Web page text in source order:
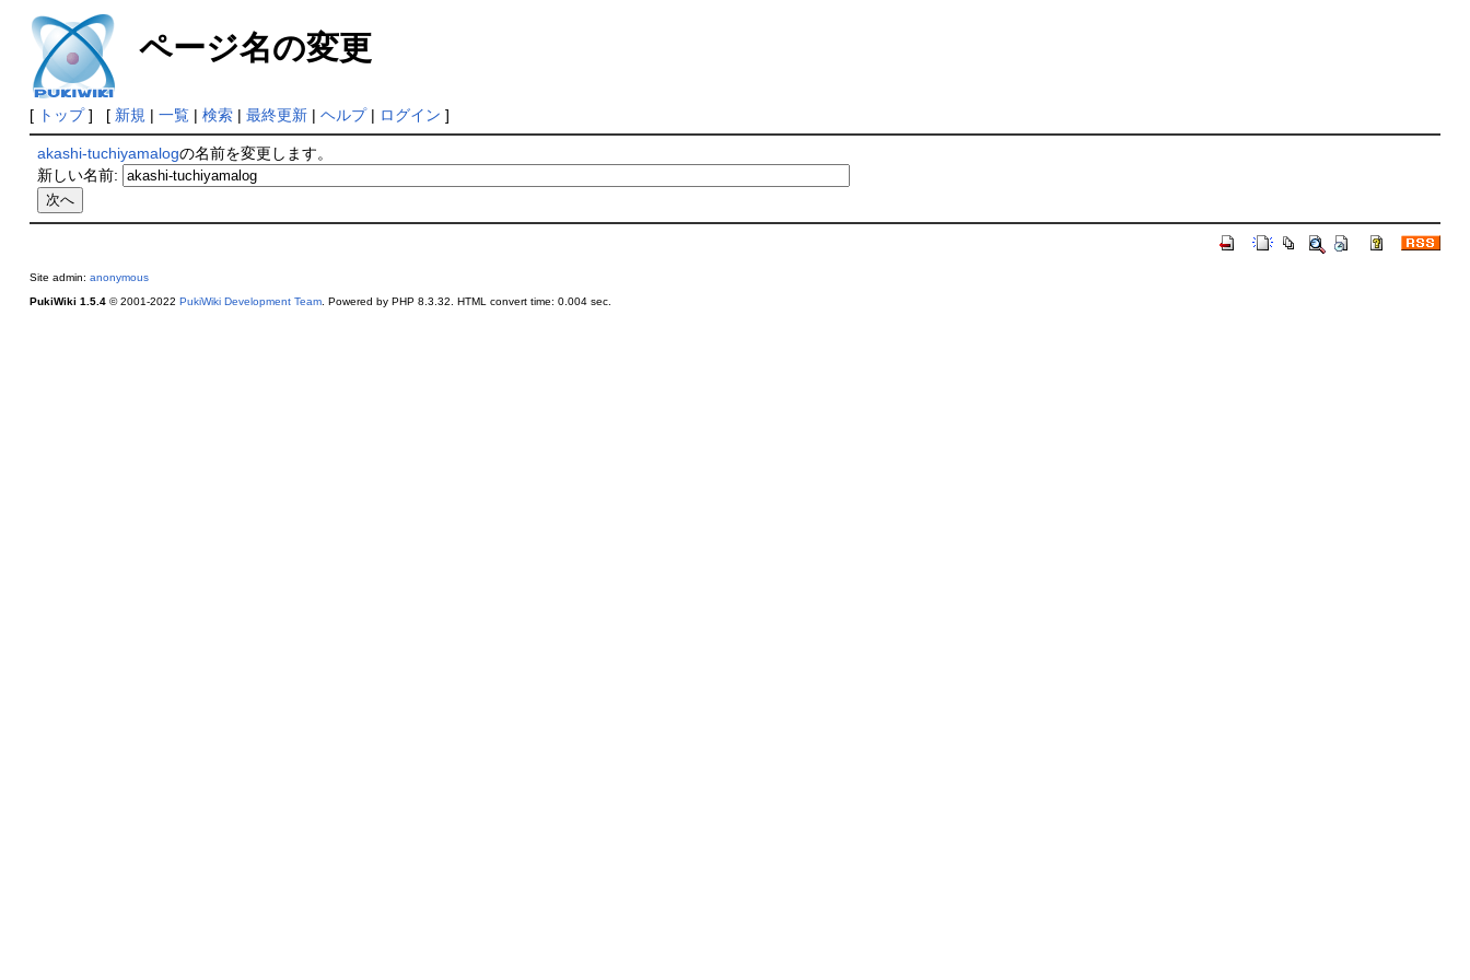
ページ名の変更
[ トップ] [ 新規 | 一覧| 検索| 最終更新| ヘルプ| ログイン ]
akashi-tuchiyamalogの名前を変更します。
新しい名前:
Site admin: anonymous
PukiWiki 1.5.4© 2001-2022 PukiWiki Development Team. Powered by PHP 8.3.32. HTML convert time: 0.004 sec.